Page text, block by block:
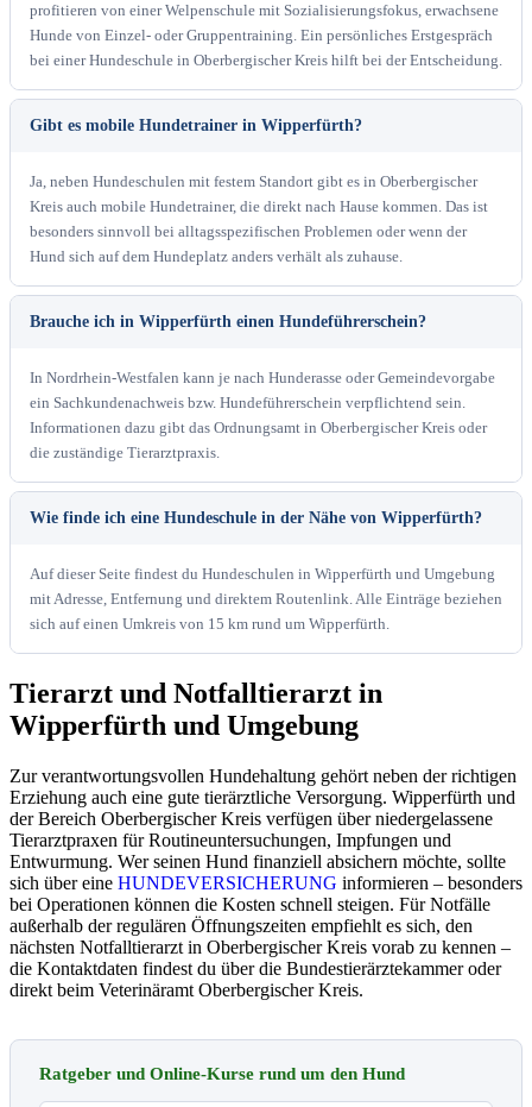
profitieren von einer Welpenschule mit Sozialisierungsfokus, erwachsene
Hunde von Einzel- oder Gruppentraining. Ein persönliches Erstgespräch
bei einer Hundeschule in Oberbergischer Kreis hilft bei der Entscheidung.
Gibt es mobile Hundetrainer in Wipperfürth?
Ja, neben Hundeschulen mit festem Standort gibt es in Oberbergischer
Kreis auch mobile Hundetrainer, die direkt nach Hause kommen. Das ist
besonders sinnvoll bei alltagsspezifischen Problemen oder wenn der
Hund sich auf dem Hundeplatz anders verhält als zuhause.
Brauche ich in Wipperfürth einen Hundeführerschein?
In Nordrhein-Westfalen kann je nach Hunderasse oder Gemeindevorgabe
ein Sachkundenachweis bzw. Hundeführerschein verpflichtend sein.
Informationen dazu gibt das Ordnungsamt in Oberbergischer Kreis oder
die zuständige Tierarztpraxis.
Wie finde ich eine Hundeschule in der Nähe von Wipperfürth?
Auf dieser Seite findest du Hundeschulen in Wipperfürth und Umgebung
mit Adresse, Entfernung und direktem Routenlink. Alle Einträge beziehen
sich auf einen Umkreis von 15 km rund um Wipperfürth.
Tierarzt und Notfalltierarzt in
Wipperfürth und Umgebung
Zur verantwortungsvollen Hundehaltung gehört neben der richtigen
Erziehung auch eine gute tierärztliche Versorgung. Wipperfürth und
der Bereich Oberbergischer Kreis verfügen über niedergelassene
Tierarztpraxen für Routineuntersuchungen, Impfungen und
Entwurmung. Wer seinen Hund finanziell absichern möchte, sollte
sich über eine HUNDEVERSICHERUNG informieren – besonders
bei Operationen können die Kosten schnell steigen. Für Notfälle
außerhalb der regulären Öffnungszeiten empfiehlt es sich, den
nächsten Notfalltierarzt in Oberbergischer Kreis vorab zu kennen –
die Kontaktdaten findest du über die Bundestierärztekammer oder
direkt beim Veterinäramt Oberbergischer Kreis.
Ratgeber und Online-Kurse rund um den Hund